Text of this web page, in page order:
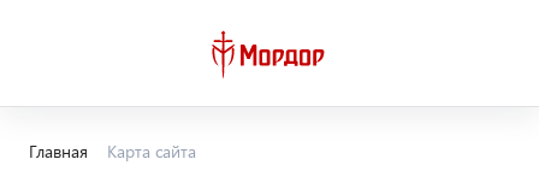
Главная Карта сайта